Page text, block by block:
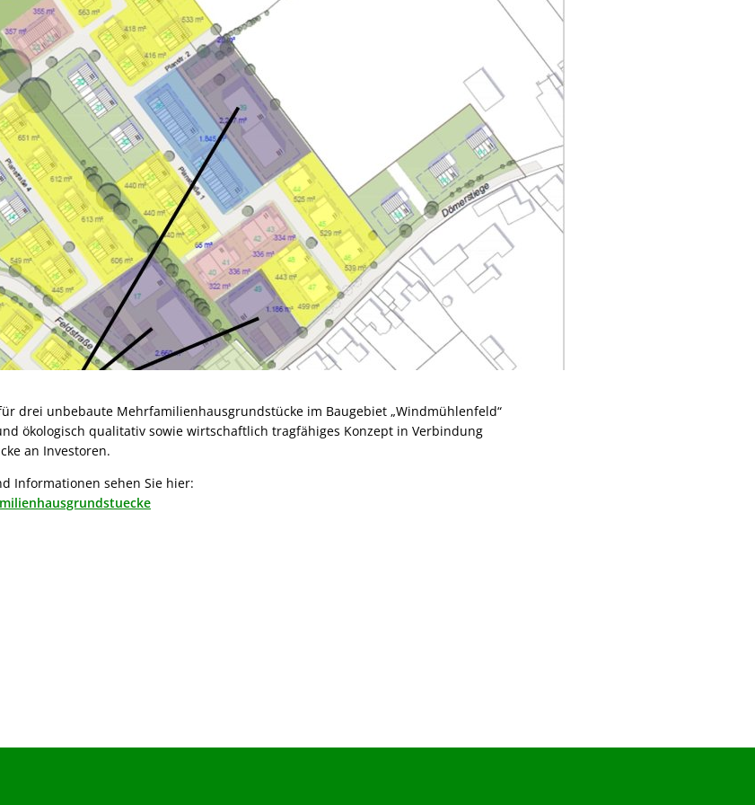
drei unbebaute Mehrfamilienhausgrundstücke im Baugebiet „Windmühlenfeld“
ökologisch qualitativ sowie wirtschaftlich tragfähiges Konzept in Verbindung
an Investoren.
Informationen sehen Sie hier: